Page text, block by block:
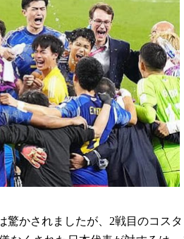
かされましたが、2戦目のコス